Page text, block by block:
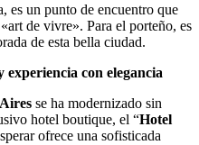
es un punto de encuentro que
de vivre». Para el porteño, es
de esta bella ciudad.
con elegancia
se ha modernizado sin
hotel boutique, el “Hotel
ofrece una sofisticada